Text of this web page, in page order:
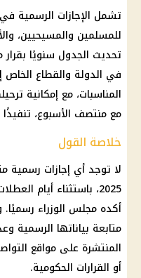
للمسلمين والمسيحيين،
تحديث الجدول سنويًا
في الدولة والقطاع
المناسبات، مع إمكانية
مع منتصف الأسبوع،
خلاصة القول
لا توجد أي إجازات رسمية
2025، باستثناء أيام
أكده مجلس الوزراء
متابعة بياناتها الرسمية
المنتشرة على مواقع
أو القرارات الحكومية.